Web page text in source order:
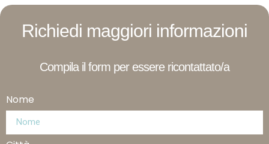
Richiedi maggiori informazioni
Compila il form per essere ricontattato/a
Nome